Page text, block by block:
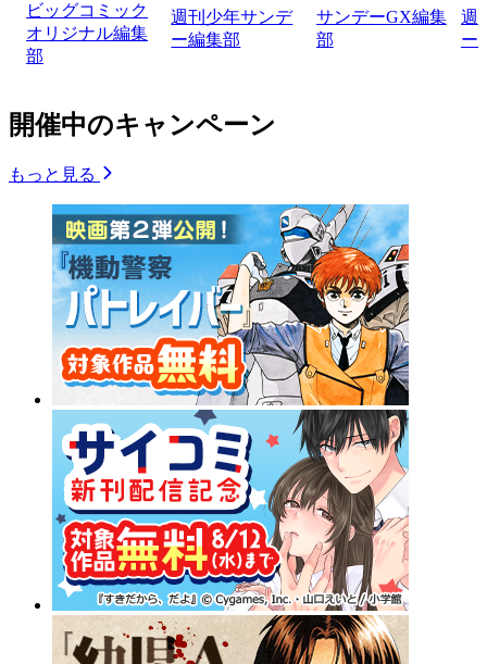
ビッグコミック
オリジナル編集
部
週刊少年サンデ
ー編集部
サンデーGX編集
部
週
ー
開催中のキャンペーン
もっと見る